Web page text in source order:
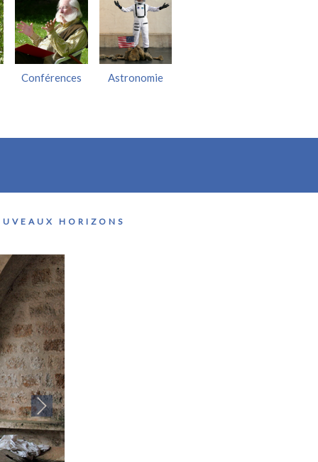
Conférences Astronomie
HORIZONS